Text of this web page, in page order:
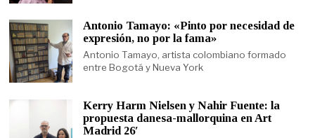
Antonio Tamayo: «Pinto por necesidad de
expresión, no por la fama»
Antonio Tamayo, artista colombiano formado
entre Bogotá y Nueva York
Kerry Harm Nielsen y Nahir Fuente: la
propuesta danesa-mallorquina en Art
Madrid 26′